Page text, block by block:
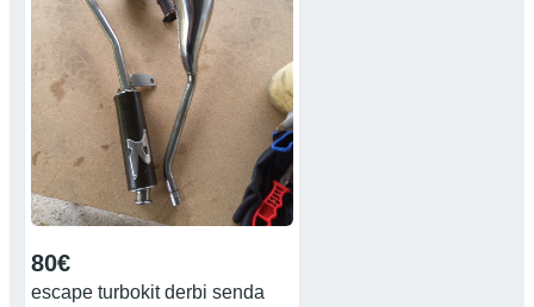
80€
escape turbokit derbi senda